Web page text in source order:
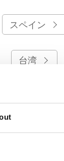
スペイン
台湾
フィリピン